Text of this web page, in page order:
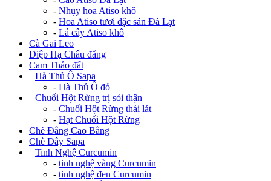
- Nhụy hoa Atiso khô
- Hoa Atiso tươi đặc sản Đà Lạt
- Lá cây Atiso khô
Cà Gai Leo
Diệp Hạ Châu đắng
Cam Thảo đất
Hà Thủ Ô Sapa
- Hà Thủ Ô đỏ
Chuối Hột Rừng trị sỏi thận
- Chuối Hột Rừng thái lát
- Hạt Chuối Hột Rừng
Chè Đắng Cao Bằng
Chè Dây Sapa
Tinh Nghệ Curcumin
- tinh nghệ vàng Curcumin
- tinh nghệ đen Curcumin